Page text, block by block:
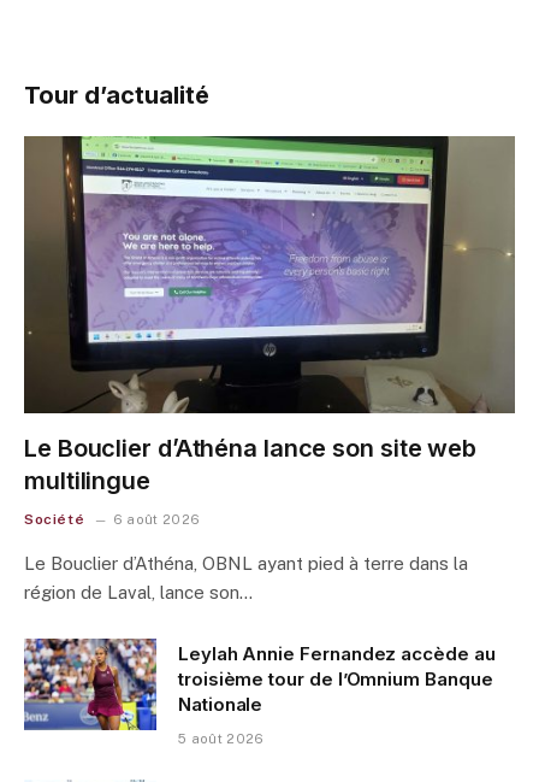
Tour d’actualité
Le Bouclier d’Athéna lance son site web
multilingue
Société 6 août 2026
Le Bouclier d’Athéna, OBNL ayant pied à terre dans la
région de Laval, lance son…
Leylah Annie Fernandez accède au
troisième tour de l’Omnium Banque
Nationale
5 août 2026